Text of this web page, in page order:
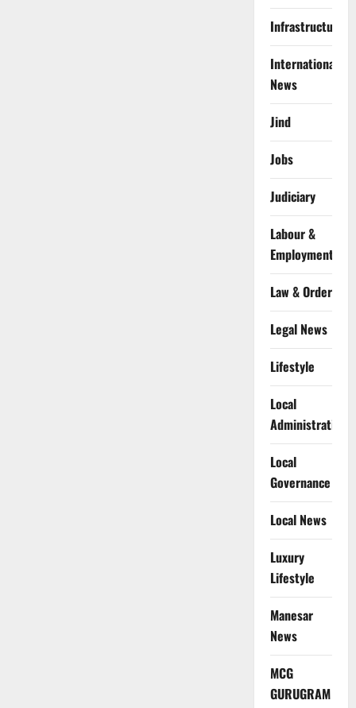
Infrastructure
International
News
Jind
Jobs
Judiciary
Labour &
Employment
Law & Order
Legal News
Lifestyle
Local
Administration
Local
Governance
Local News
Luxury
Lifestyle
Manesar
News
MCG
GURUGRAM